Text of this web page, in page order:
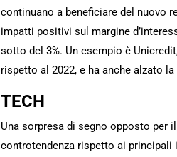
continuano a beneficiare del nuovo
impatti positivi sul margine
sotto del 3%. Un esempio è
rispetto al 2022, e ha anche alzato la
TECH
Una sorpresa di segno opposto
controtendenza rispetto ai